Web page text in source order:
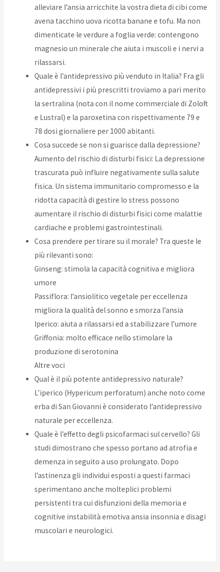
alleviare l’ansia arricchite la vostra dieta di cibi come
avena tacchino uova ricotta banane e tofu. Ma non
dimenticate le verdure a foglia verde: contengono
magnesio un minerale che aiuta i muscoli e i nervi a
rilassarsi.
Quale è l’antidepressivo più venduto in Italia? Fra gli
antidepressivi i più prescritti troviamo a pari merito
la sertralina (nota con il nome commerciale di Zoloft
e Lustral) e la paroxetina con rispettivamente 79 e
78 dosi giornaliere per 1000 abitanti.
Cosa succede se non si guarisce dalla depressione?
Aumento del rischio di disturbi fisici: La depressione
trascurata può influire negativamente sulla salute
fisica. Un sistema immunitario compromesso e la
ridotta capacità di gestire lo stress possono
aumentare il rischio di disturbi fisici come malattie
cardiache e problemi gastrointestinali.
Cosa prendere per tirare su il morale? Tra queste le
più rilevanti sono:
Ginseng: stimola la capacità cognitiva e migliora
umore
Passiflora: l’ansiolitico vegetale per eccellenza
migliora la qualità del sonno e smorza l’ansia
Iperico: aiuta a rilassarsi ed a stabilizzare l’umore
Griffonia: molto efficace nello stimolare la
produzione di serotonina
Altre voci
Qual è il più potente antidepressivo naturale?
L’iperico (Hypericum perforatum) anche noto come
erba di San Giovanni è considerato l’antidepressivo
naturale per eccellenza.
Quale è l’effetto degli psicofarmaci sul cervello? Gli
studi dimostrano che spesso portano ad atrofia e
demenza in seguito a uso prolungato. Dopo
l’astinenza gli individui esposti a questi farmaci
sperimentano anche molteplici problemi
persistenti tra cui disfunzioni della memoria e
cognitive instabilità emotiva ansia insonnia e disagi
muscolari e neurologici.